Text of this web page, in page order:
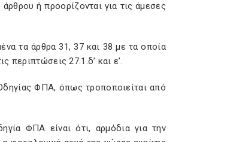
ή προορίζονται για τις άμεσες
τα άρθρα 31, 37 και 38 με τα οποία
περιπτώσεις 27.1.δ’ και ε’.
ΦΠΑ, όπως τροποποιείται από
ΦΠΑ είναι ότι, αρμόδια για την